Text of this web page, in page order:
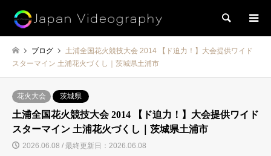
検索
ブログ
土浦全国花火競技大会 2014 【ド迫力！】大会提供ワイド
スターマイン 土浦花火づくし｜茨城県土浦市
花火大会 茨城県
土浦全国花火競技大会 2014 【ド迫力！】大会提供ワイド
スターマイン 土浦花火づくし｜茨城県土浦市
2026.06.08 / 最終更新日：2026.06.08